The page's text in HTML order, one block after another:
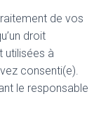
de vos
droit
utilisées à
consenti(e).
le responsable